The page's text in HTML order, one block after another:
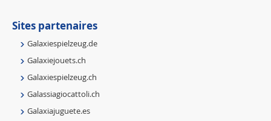
Sites partenaires
Galaxiespielzeug.de
Galaxiejouets.ch
Galaxiespielzeug.ch
Galassiagiocattoli.ch
Galaxiajuguete.es